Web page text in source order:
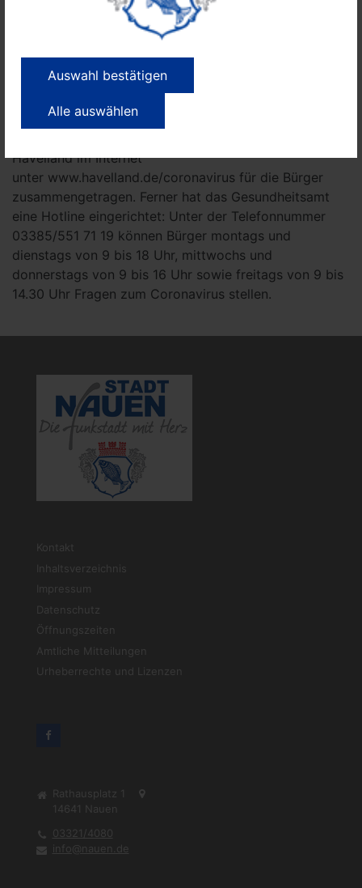
Auswahl bestätigen
Alle auswählen
auf der Internetseite des Landkreises veröffentlicht
und außerdem ab Montag, den 16. März 2020, in
den Einrichtungen können die ausgefüllten Formulare
auch wieder abgegeben werden.
Allgemeine Handlungsempfehlungen sowie weitere
Havelland im Internet
unter www.havelland.de/coronavirus für die Bürger
zusammengetragen. Ferner hat das Gesundheitsamt
eine Hotline eingerichtet: Unter der Telefonnummer
03385/551 71 19 können Bürger montags und
dienstags von 9 bis 18 Uhr, mittwochs und
donnerstags von 9 bis 16 Uhr sowie freitags von 9 bis
14.30 Uhr Fragen zum Coronavirus stellen.
Kontakt
Inhaltsverzeichnis
Impressum
Datenschutz
Öffnungszeiten
Amtliche Mitteilungen
Urheberrechte und Lizenzen
Rathausplatz 1
14641
Nauen
03321/4080
info@nauen.de